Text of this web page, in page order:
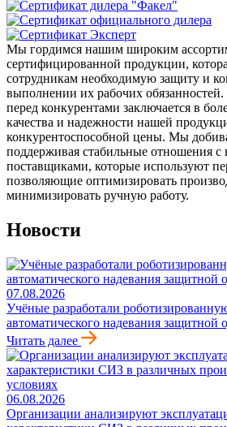
Мы гордимся нашим широким
сертифицированной продукции,
сотрудникам необходимую защиту и
выполнении их рабочих
перед конкурентами заключается в
качества и надежности нашей
конкурентоспособной цены. Мы
поддерживая стабильные отношения с
поставщиками, которые используют
позволяющие оптимизировать
минимизировать ручную работу.
Новости
07.08.2026
Учёные разработали
автоматического надевания защитной
Читать далее
06.08.2026
Организации анализируют